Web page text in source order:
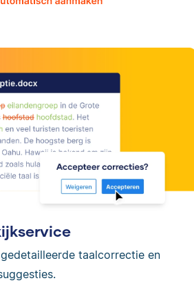
taalcorrectie en